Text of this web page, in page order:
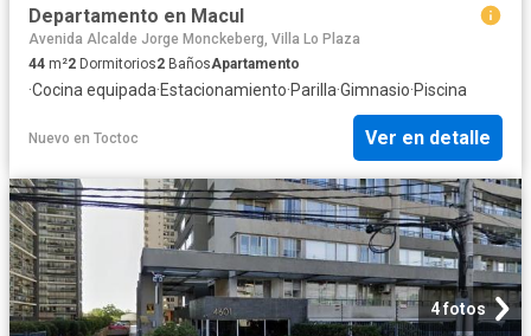
Departamento en Macul
Avenida Alcalde Jorge Monckeberg, Villa Lo Plaza
44 m²2 Dormitorios2 BañosApartamento
·Cocina equipada·Estacionamiento·Parilla·Gimnasio·Piscina
Nuevo en Toctoc Ver en detalle
4 fotos